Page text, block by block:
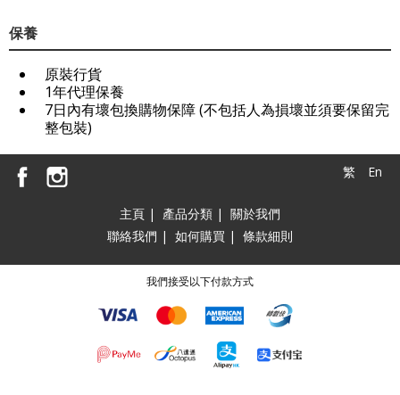
保養
原裝行貨
1年代理保養
7日內有壞包換購物保障 (不包括人為損壞並須要保留完
整包裝)
繁 En
主頁 | 產品分類 | 關於我們
聯絡我們 | 如何購買 | 條款細則
我們接受以下付款方式